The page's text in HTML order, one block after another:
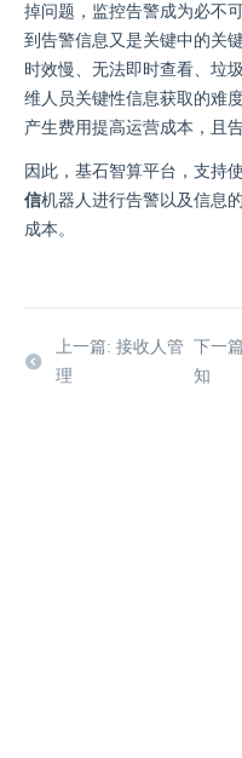
掉问题，监控告警成为必不
到告警信息又是关键中的关
时效慢、无法即时查看、垃
维人员关键性信息获取的难
产生费用提高运营成本，且
因此，基石智算平台，支持
信机器人进行告警以及信息
成本。
上一篇: 接收人管
理
下一
知